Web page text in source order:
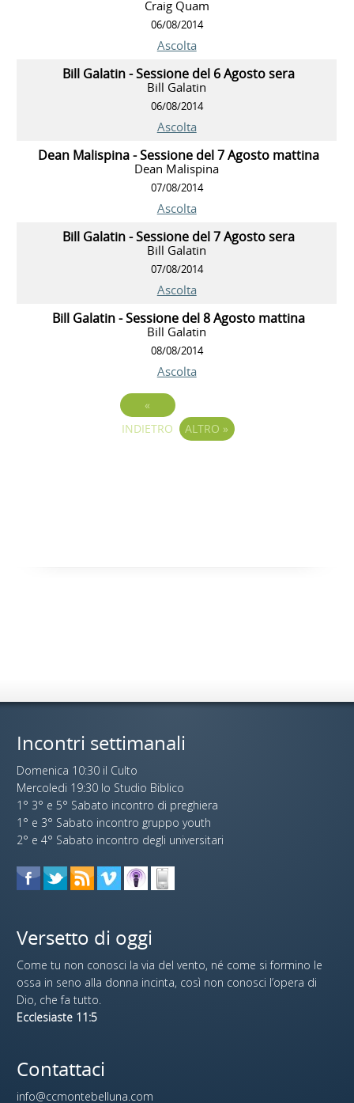
Craig Quam
06/08/2014
Ascolta
Bill Galatin - Sessione del 6 Agosto sera
Bill Galatin
06/08/2014
Ascolta
Dean Malispina - Sessione del 7 Agosto mattina
Dean Malispina
07/08/2014
Ascolta
Bill Galatin - Sessione del 7 Agosto sera
Bill Galatin
07/08/2014
Ascolta
Bill Galatin - Sessione del 8 Agosto mattina
Bill Galatin
08/08/2014
Ascolta
«
INDIETRO
ALTRO »
Incontri settimanali
Domenica 10:30 il Culto
Mercoledi 19:30 lo Studio Biblico
1° 3° e 5° Sabato incontro di preghiera
1° e 3° Sabato incontro gruppo youth
2° e 4° Sabato incontro degli universitari
Versetto di oggi
Come tu non conosci la via del vento, né come si formino le
ossa in seno alla donna incinta, così non conosci l’opera di
Dio, che fa tutto.
Ecclesiaste 11:5
Contattaci
info@ccmontebelluna.com